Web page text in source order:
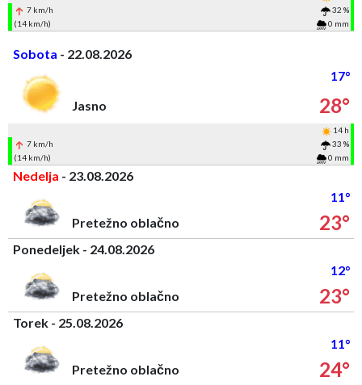
7 km/h
32 %
(14 km/h)
0 mm
Sobota - 22.08.2026
17°
Jasno
28°
14 h
7 km/h
33 %
(14 km/h)
0 mm
Nedelja - 23.08.2026
11°
Pretežno oblačno
23°
Ponedeljek - 24.08.2026
12°
Pretežno oblačno
23°
Torek - 25.08.2026
11°
Pretežno oblačno
24°